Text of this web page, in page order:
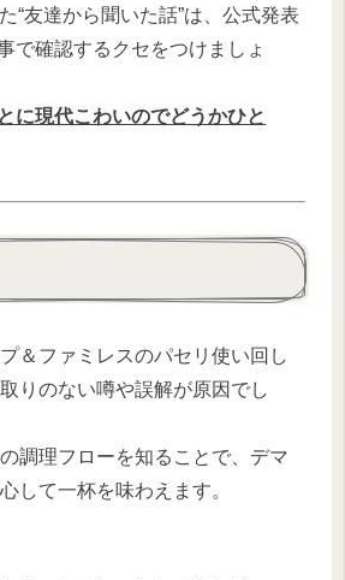
“友達から聞いた話”は、公式発表
で確認するクセをつけましょ
に現代こわいのでどうかひと
＆ファミレスのパセリ使い回し
りのない噂や誤解が原因でし
調理フローを知ることで、デマ
して一杯を味わえます。